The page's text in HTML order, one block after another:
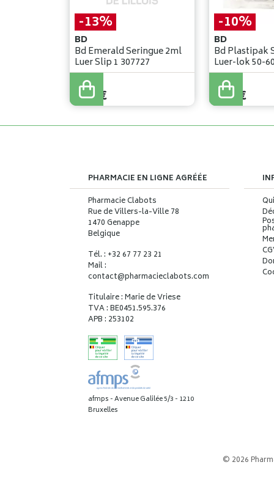
-13%
BD
Bd Emerald Seringue 2ml
Luer Slip 1 307727
0,08€
0,07 €
-10%
BD
Bd Plastipak
Luer-lok 50-
1,14€
1,03 €
PHARMACIE EN LIGNE AGRÉÉE
Pharmacie Clabots
Rue de Villers-la-Ville 78
1470 Genappe
Belgique
Tél. : +32 67 77 23 21
Mail :
contact@pharmacieclabots.com
Titulaire : Marie de Vriese
TVA : BE0451.595.376
APB : 253102
afmps - Avenue Galilée 5/3 - 1210
Bruxelles
© 2026